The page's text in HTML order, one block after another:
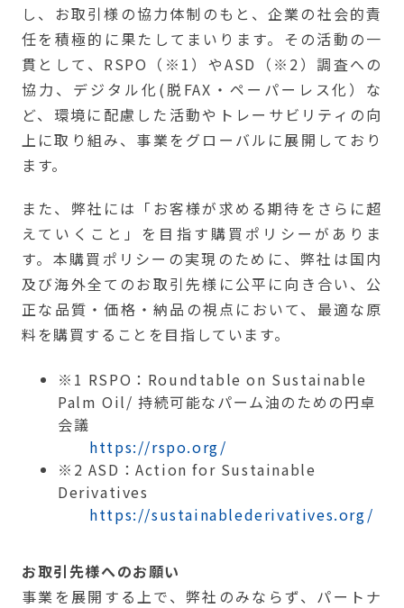
し、お取引様の協力体制のもと、企業の社会的責
任を積極的に果たしてまいります。その活動の一
貫として、RSPO（※1）やASD（※2）調査への
協力、デジタル化(脱FAX・ペーパーレス化）な
ど、環境に配慮した活動やトレーサビリティの向
上に取り組み、事業をグローバルに展開しており
ます。
また、弊社には「お客様が求める期待をさらに超
えていくこと」を目指す購買ポリシーがありま
す。本購買ポリシーの実現のために、弊社は国内
及び海外全てのお取引先様に公平に向き合い、公
正な品質・価格・納品の視点において、最適な原
料を購買することを目指しています。
※1 RSPO：Roundtable on Sustainable
Palm Oil/ 持続可能なパーム油のための円卓
会議
https://rspo.org/
※2 ASD：Action for Sustainable
Derivatives
https://sustainablederivatives.org/
お取引先様へのお願い
事業を展開する上で、弊社のみならず、パートナ